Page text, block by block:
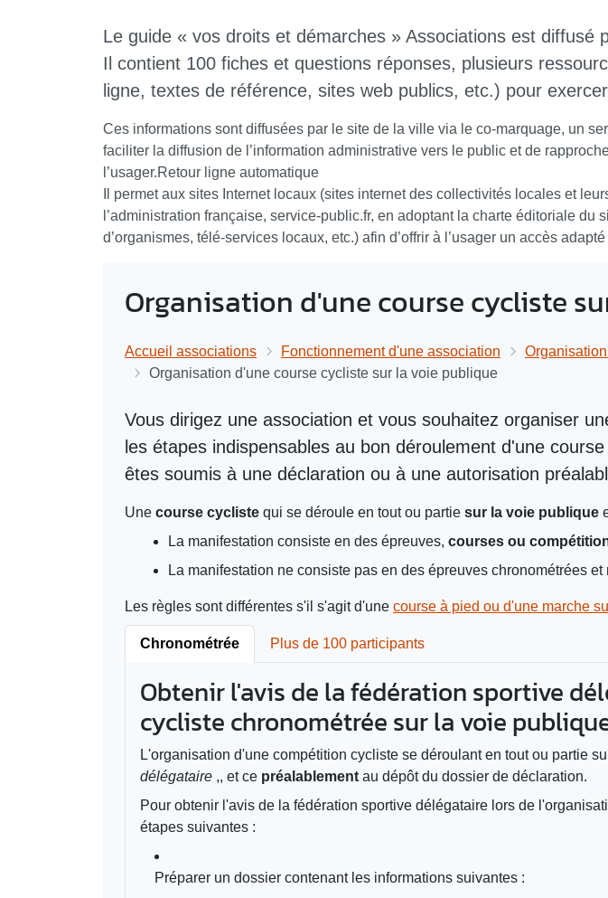
Le guide « vos droits et démarches » Associations est diffusé
Il contient 100 fiches et questions réponses, plusieurs
ligne, textes de référence, sites web publics, etc.) pour
Ces informations sont diffusées par le site de la ville via le co-marquage, un
faciliter la diffusion de l’information administrative vers le public et de
l’usager.Retour ligne automatique
Il permet aux sites Internet locaux (sites internet des collectivités locales et
l’administration française, service-public.fr, en adoptant la charte éditoriale
d’organismes, télé-services locaux, etc.) afin d’offrir à l’usager un accès
Organisation d'une course cycliste
Accueil associations Fonctionnement d'une association
Organisation d'une course cycliste sur la voie publique
Vous dirigez une association et vous souhaitez organiser
les étapes indispensables au bon déroulement d'une
êtes soumis à une déclaration ou à une autorisation
Une course cycliste qui se déroule en tout ou partie sur la voie publique
La manifestation consiste en des épreuves, courses ou
La manifestation ne consiste pas en des épreuves chronométrées et
Les règles sont différentes s'il s'agit d'une course à pied ou d'une marche
Chronométrée Plus de 100 participants
Obtenir l'avis de la fédération sportive
cycliste chronométrée sur la voie
L'organisation d'une compétition cycliste se déroulant en tout ou partie
délégataire ,, et ce préalablement au dépôt du dossier de déclaration.
Pour obtenir l'avis de la fédération sportive délégataire lors de
étapes suivantes :
Préparer un dossier contenant les informations suivantes :